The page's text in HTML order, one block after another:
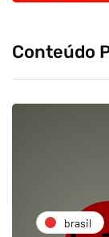
Conteúdo
brasil